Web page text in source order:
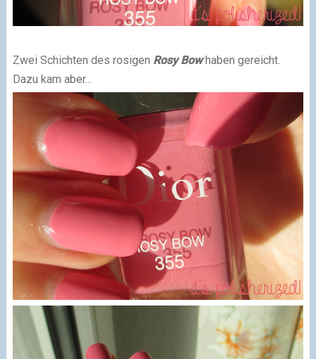
Zwei Schichten des rosigen Rosy Bowhaben gereicht.
Dazu kam aber...